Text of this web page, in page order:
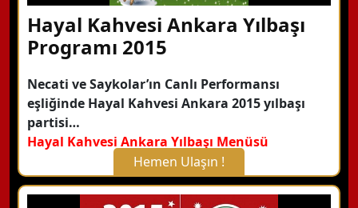
Hayal Kahvesi Ankara Yılbaşı
Programı 2015
Necati ve Saykolar’ın Canlı Performansı
eşliğinde Hayal Kahvesi Ankara 2015 yılbaşı
partisi…
Hayal Kahvesi Ankara Yılbaşı Menüsü
Hemen Ulaşın !
X Kapat